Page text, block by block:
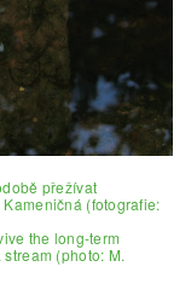
přežívat
(fotografie:
the long-term
(photo: M.